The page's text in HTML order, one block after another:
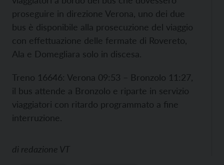
proseguire in direzione Verona, uno dei due
bus è disponibile alla prosecuzione del viaggio
con effettuazione delle fermate di Rovereto,
Ala e Domegliara solo in discesa.
Treno 16646: Verona 09:53 – Bronzolo 11:27,
il bus attende a Bronzolo e riparte in servizio
viaggiatori con ritardo programmato a fine
interruzione.
di redazione VT